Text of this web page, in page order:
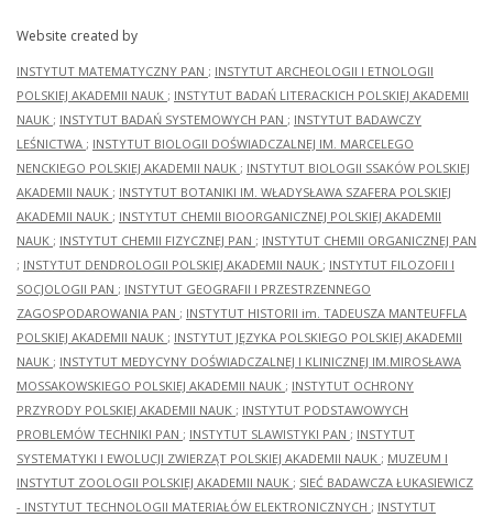
Website created by
INSTYTUT MATEMATYCZNY PAN ; INSTYTUT ARCHEOLOGII I ETNOLOGII
POLSKIEJ AKADEMII NAUK ; INSTYTUT BADAŃ LITERACKICH POLSKIEJ AKADEMII
NAUK ; INSTYTUT BADAŃ SYSTEMOWYCH PAN ; INSTYTUT BADAWCZY
LEŚNICTWA ; INSTYTUT BIOLOGII DOŚWIADCZALNEJ IM. MARCELEGO
NENCKIEGO POLSKIEJ AKADEMII NAUK ; INSTYTUT BIOLOGII SSAKÓW POLSKIEJ
AKADEMII NAUK ; INSTYTUT BOTANIKI IM. WŁADYSŁAWA SZAFERA POLSKIEJ
AKADEMII NAUK ; INSTYTUT CHEMII BIOORGANICZNEJ POLSKIEJ AKADEMII
NAUK ; INSTYTUT CHEMII FIZYCZNEJ PAN ; INSTYTUT CHEMII ORGANICZNEJ PAN
; INSTYTUT DENDROLOGII POLSKIEJ AKADEMII NAUK ; INSTYTUT FILOZOFII I
SOCJOLOGII PAN ; INSTYTUT GEOGRAFII I PRZESTRZENNEGO
ZAGOSPODAROWANIA PAN ; INSTYTUT HISTORII im. TADEUSZA MANTEUFFLA
POLSKIEJ AKADEMII NAUK ; INSTYTUT JĘZYKA POLSKIEGO POLSKIEJ AKADEMII
NAUK ; INSTYTUT MEDYCYNY DOŚWIADCZALNEJ I KLINICZNEJ IM.MIROSŁAWA
MOSSAKOWSKIEGO POLSKIEJ AKADEMII NAUK ; INSTYTUT OCHRONY
PRZYRODY POLSKIEJ AKADEMII NAUK ; INSTYTUT PODSTAWOWYCH
PROBLEMÓW TECHNIKI PAN ; INSTYTUT SLAWISTYKI PAN ; INSTYTUT
SYSTEMATYKI I EWOLUCJI ZWIERZĄT POLSKIEJ AKADEMII NAUK ; MUZEUM I
INSTYTUT ZOOLOGII POLSKIEJ AKADEMII NAUK ; SIEĆ BADAWCZA ŁUKASIEWICZ
- INSTYTUT TECHNOLOGII MATERIAŁÓW ELEKTRONICZNYCH ; INSTYTUT